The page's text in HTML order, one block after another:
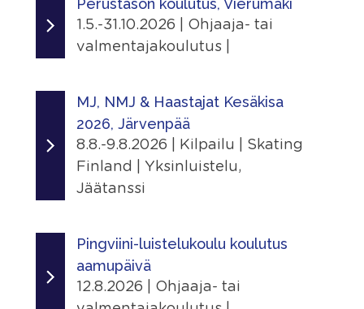
Järjestäjä
Skating Finland
Paikka
Suomen Urheiluopisto, Vierumäki
Urheiluopistontie 373, 19120 Heinola,
Suomi
Linkit
Lisätiedot
Näytä lisätiedot
Perustason koulutus, Vierumäki
1.5.-31.10.2026 | Ohjaaja- tai
valmentajakoulutus |
1.5.2026 - 31.10.2026
Järjestäjä
Skating Finland
Paikka
Urheiluopistontie 373, 19120 Heinola,
Suomi
Linkit
MJ, NMJ & Haastajat Kesäkisa
2026, Järvenpää
8.8.-9.8.2026 | Kilpailu | Skating
Finland | Yksinluistelu,
Jäätanssi
8.8.2026 - 9.8.2026
Järjestäjä
Järvenpään Taitoluistelijat
Pingviini-luistelukoulu koulutus
aamupäivä
12.8.2026 | Ohjaaja- tai